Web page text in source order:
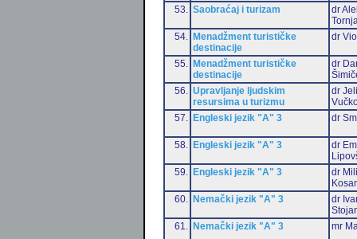
53.
Saobraćaj i turizam
dr
54.
Menadžment turističke
destinacije
dr
55.
Menadžment turističke
destinacije
dr
56.
Upravljanje ljudskim
resursima u turizmu
dr
57.
Engleski jezik "A" 3 dr
58. Engleski jezik "A" 3
dr
59.
Engleski jezik "A" 3
dr
60.
Nemački jezik "A" 3
dr
61.
Nemački jezik "A" 3 mr